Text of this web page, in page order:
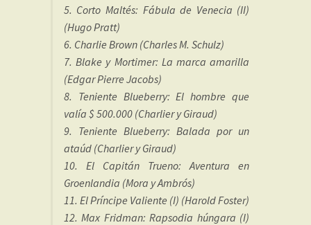
5. Corto Maltés: Fábula de Venecia (II)
(Hugo Pratt)
6. Charlie Brown (Charles M. Schulz)
7. Blake y Mortimer: La marca amarilla
(Edgar Pierre Jacobs)
8. Teniente Blueberry: El hombre que
valía $ 500.000 (Charlier y Giraud)
9. Teniente Blueberry: Balada por un
ataúd (Charlier y Giraud)
10. El Capitán Trueno: Aventura en
Groenlandia (Mora y Ambrós)
11. El Príncipe Valiente (I) (Harold Foster)
12. Max Fridman: Rapsodia húngara (I)